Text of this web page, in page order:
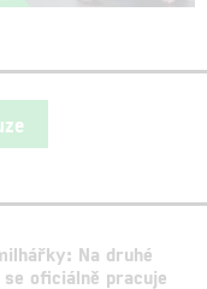
Na druhé
se oficiálně pracuje